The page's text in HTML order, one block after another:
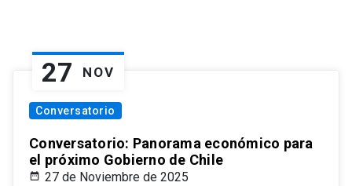
27 NOV
Conversatorio
Conversatorio: Panorama económico para
el próximo Gobierno de Chile
27 de Noviembre de 2025